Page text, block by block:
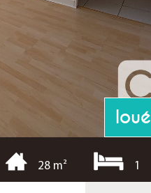
loué
28 m² 1